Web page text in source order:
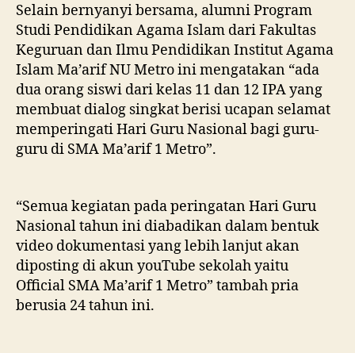
Selain bernyanyi bersama, alumni Program
Studi Pendidikan Agama Islam dari Fakultas
Keguruan dan Ilmu Pendidikan Institut Agama
Islam Ma’arif NU Metro ini mengatakan “ada
dua orang siswi dari kelas 11 dan 12 IPA yang
membuat dialog singkat berisi ucapan selamat
memperingati Hari Guru Nasional bagi guru-
guru di SMA Ma’arif 1 Metro”.
“Semua kegiatan pada peringatan Hari Guru
Nasional tahun ini diabadikan dalam bentuk
video dokumentasi yang lebih lanjut akan
diposting di akun youTube sekolah yaitu
Official SMA Ma’arif 1 Metro” tambah pria
berusia 24 tahun ini.